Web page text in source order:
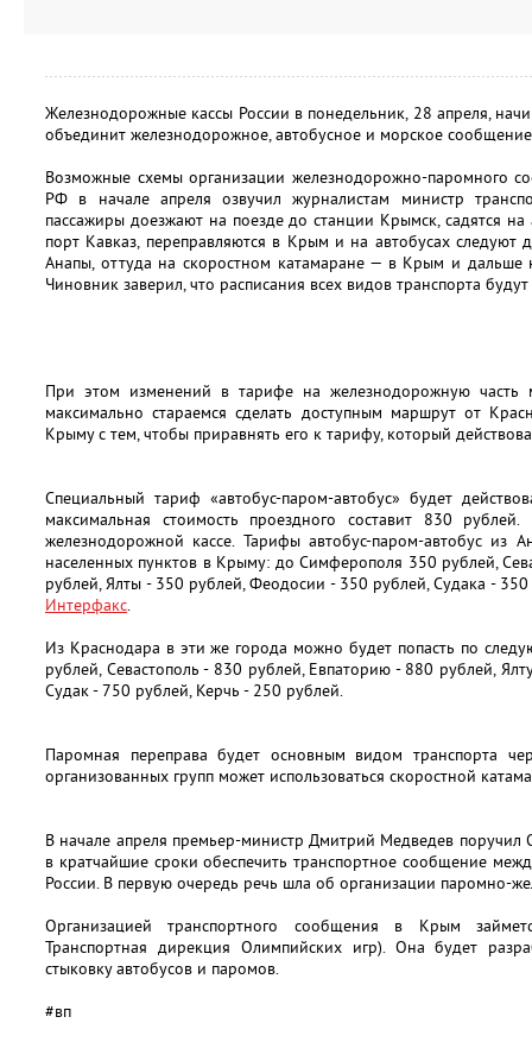
Железнодорожные кассы России в понедельник, 28 апреля,
объединит железнодорожное, автобусное и морское
Возможные схемы организации железнодорожно-паромного
РФ в начале апреля озвучил журналистам министр
пассажиры доезжают на поезде до станции Крымск, садятся
порт Кавказ, переправляются в Крым и на автобусах
Анапы, оттуда на скоростном катамаране — в Крым и дальше
Чиновник заверил, что расписания всех видов транспорта
При этом изменений в тарифе на железнодорожную часть
максимально стараемся сделать доступным маршрут от
Крыму с тем, чтобы приравнять его к тарифу, который
Специальный тариф «автобус-паром-автобус» будет
максимальная стоимость проездного составит 830
железнодорожной кассе. Тарифы автобус-паром-автобус из
населенных пунктов в Крыму: до Симферополя 350 рублей,
рублей, Ялты - 350 рублей, Феодосии - 350 рублей, Судака -
Интерфакс.
Из Краснодара в эти же города можно будет попасть по
рублей, Севастополь - 830 рублей, Евпаторию - 880 рублей,
Судак - 750 рублей, Керчь - 250 рублей.
Паромная переправа будет основным видом транспорта
организованных групп может использоваться скоростной
В начале апреля премьер-министр Дмитрий Медведев
в кратчайшие сроки обеспечить транспортное сообщение
России. В первую очередь речь шла об организации паромно-
Организацией транспортного сообщения в Крым
Транспортная дирекция Олимпийских игр). Она будет
стыковку автобусов и паромов.
#вп